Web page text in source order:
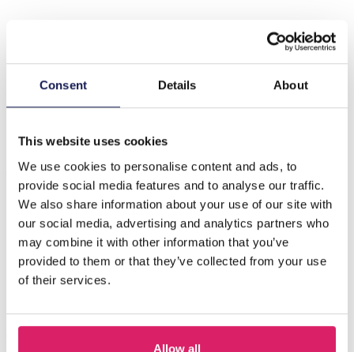
Consent Details About
This website uses cookies
We use cookies to personalise content and ads, to
provide social media features and to analyse our traffic.
We also share information about your use of our site with
our social media, advertising and analytics partners who
may combine it with other information that you’ve
provided to them or that they’ve collected from your use
of their services.
Allow all
L-C5.2 PK522-013 Wood with Jute Ring Display 3 Layers
Anderen kochten ook